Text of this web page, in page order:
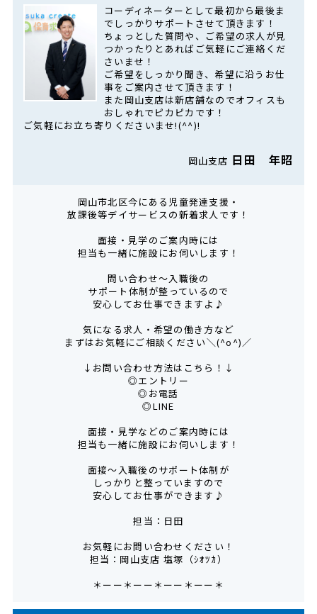
コーディネーターとして最初から最後ま
でしっかりサポートさせて頂きます！
ちょっとした質問や、ご希望の求人が見
つかったりとあればご気軽にご連絡くだ
さいませ！
ご希望をしっかり聞き、希望に沿うお仕
事をご案内させて頂きます！
また岡山支店は新店舗なのでオフィスも
おしゃれでピカピカです！
ご気軽にお立ち寄りくださいませ!(^^)!
岡山支店 日田 年昭
岡山市北区今にある児童発達支援・
放課後等デイサービスの新着求人です！
面接・見学のご案内時には
担当も一緒に施設にお伺いします！
問い合わせ～入職後の
サポート体制が整っているので
安心してお仕事できますよ♪
気になる求人・希望の働き方など
まずはお気軽にご相談ください＼(^o^)／
↓お問い合わせ方法はこちら！↓
◎エントリー
◎お電話
◎LINE
面接・見学などのご案内時には
担当も一緒に施設にお伺いします！
面接～入職後のサポート体制が
しっかりと整っていますので
安心してお仕事ができます♪
担当：日田
お気軽にお問い合わせください！
担当：岡山支店 塩塚（ｼｵﾂｶ）
＊ーー＊ーー＊ーー＊ーー＊